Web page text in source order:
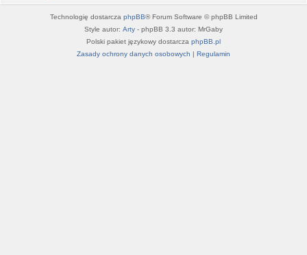
Technologię dostarcza phpBB® Forum Software © phpBB Limited
Style autor: Arty - phpBB 3.3 autor: MrGaby
Polski pakiet językowy dostarcza phpBB.pl
Zasady ochrony danych osobowych | Regulamin